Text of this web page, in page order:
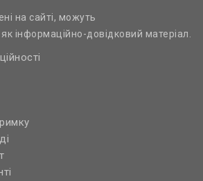
на сайті, можуть
інформаційно-довідковий матеріал.